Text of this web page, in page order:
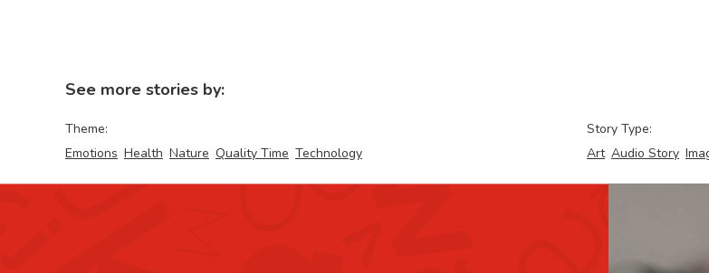
See more stories by:
Theme:
Emotions Health Nature Quality Time Technology
Story Type:
Art Audio Story